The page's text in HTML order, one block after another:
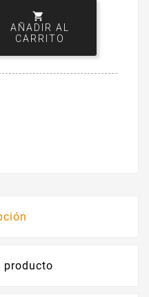

AÑADIR AL
CARRITO
producto